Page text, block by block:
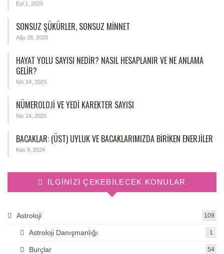
Eyl 1, 2025
SONSUZ ŞÜKÜRLER, SONSUZ MINNET
Ağu 28, 2025
HAYAT YOLU SAYISI NEDIR? NASIL HESAPLANIR VE NE ANLAMA
GELIR?
Nis 24, 2025
NÜMEROLOJİ VE YEDİ KAREKTER SAYISI
Nis 24, 2025
BACAKLAR: (ÜST) UYLUK VE BACAKLARIMIZDA BIRIKEN ENERJILER
Kas 9, 2024
İLGINIZI ÇEKEBILECEK KONULAR
Astroloji 109
Astroloji Danışmanlığı 1
Burçlar 54